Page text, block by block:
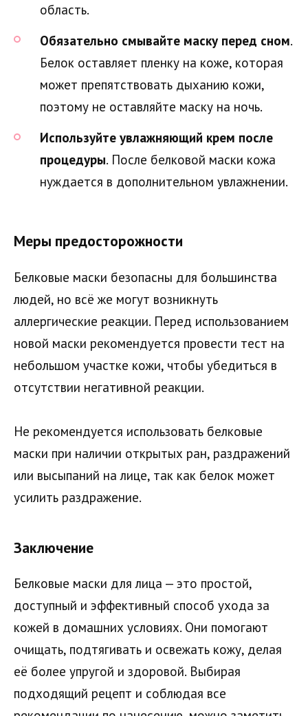
область.
Обязательно смывайте маску перед сном.
Белок оставляет пленку на коже, которая
может препятствовать дыханию кожи,
поэтому не оставляйте маску на ночь.
Используйте увлажняющий крем после
процедуры. После белковой маски кожа
нуждается в дополнительном увлажнении.
Меры предосторожности
Белковые маски безопасны для большинства
людей, но всё же могут возникнуть
аллергические реакции. Перед использованием
новой маски рекомендуется провести тест на
небольшом участке кожи, чтобы убедиться в
отсутствии негативной реакции.
Не рекомендуется использовать белковые
маски при наличии открытых ран, раздражений
или высыпаний на лице, так как белок может
усилить раздражение.
Заключение
Белковые маски для лица — это простой,
доступный и эффективный способ ухода за
кожей в домашних условиях. Они помогают
очищать, подтягивать и освежать кожу, делая
её более упругой и здоровой. Выбирая
подходящий рецепт и соблюдая все